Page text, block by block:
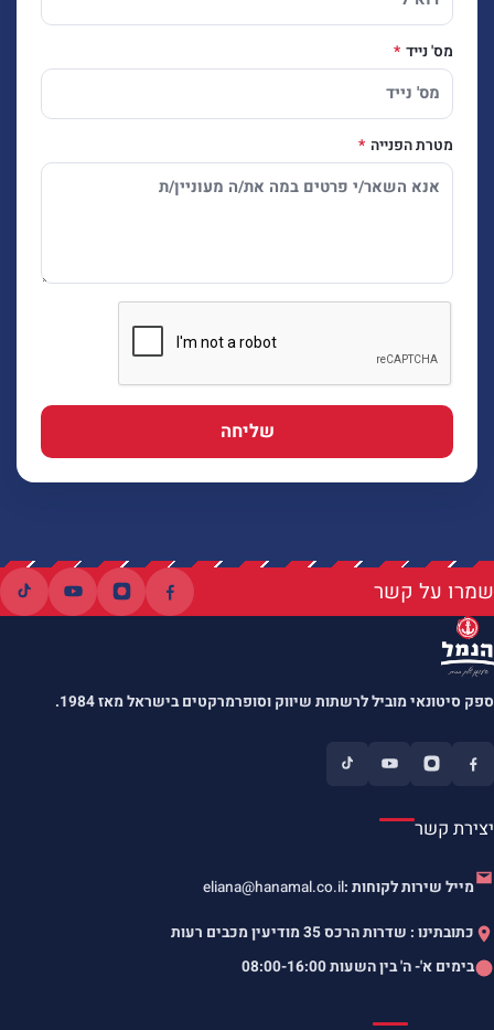
מס' נייד
מטרת הפנייה
שליחה
שמרו על קשר
ספק סיטונאי מוביל לרשתות שיווק וסופרמרקטים בישראל מאז 1984.
יצירת קשר
מייל שירות לקוחות :eliana@hanamal.co.il
כתובתינו : שדרות הרכס 35 מודיעין מכבים רעות
בימים א'- ה' בין השעות08:00-16:00